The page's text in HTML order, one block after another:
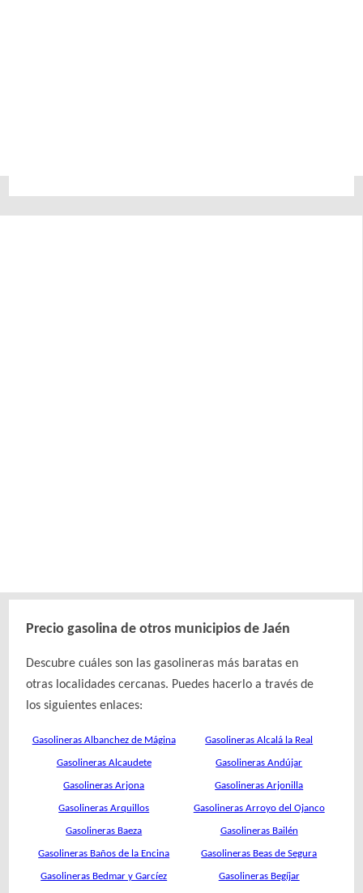
Precio gasolina de otros municipios de Jaén
Descubre cuáles son las gasolineras más baratas en
otras localidades cercanas. Puedes hacerlo a través de
los siguientes enlaces:
Gasolineras Albanchez de Mágina Gasolineras Alcalá la Real
Gasolineras Alcaudete Gasolineras Andújar
Gasolineras Arjona Gasolineras Arjonilla
Gasolineras Arquillos Gasolineras Arroyo del Ojanco
Gasolineras Baeza Gasolineras Bailén
Gasolineras Baños de la Encina Gasolineras Beas de Segura
Gasolineras Bedmar y Garcíez Gasolineras Begíjar